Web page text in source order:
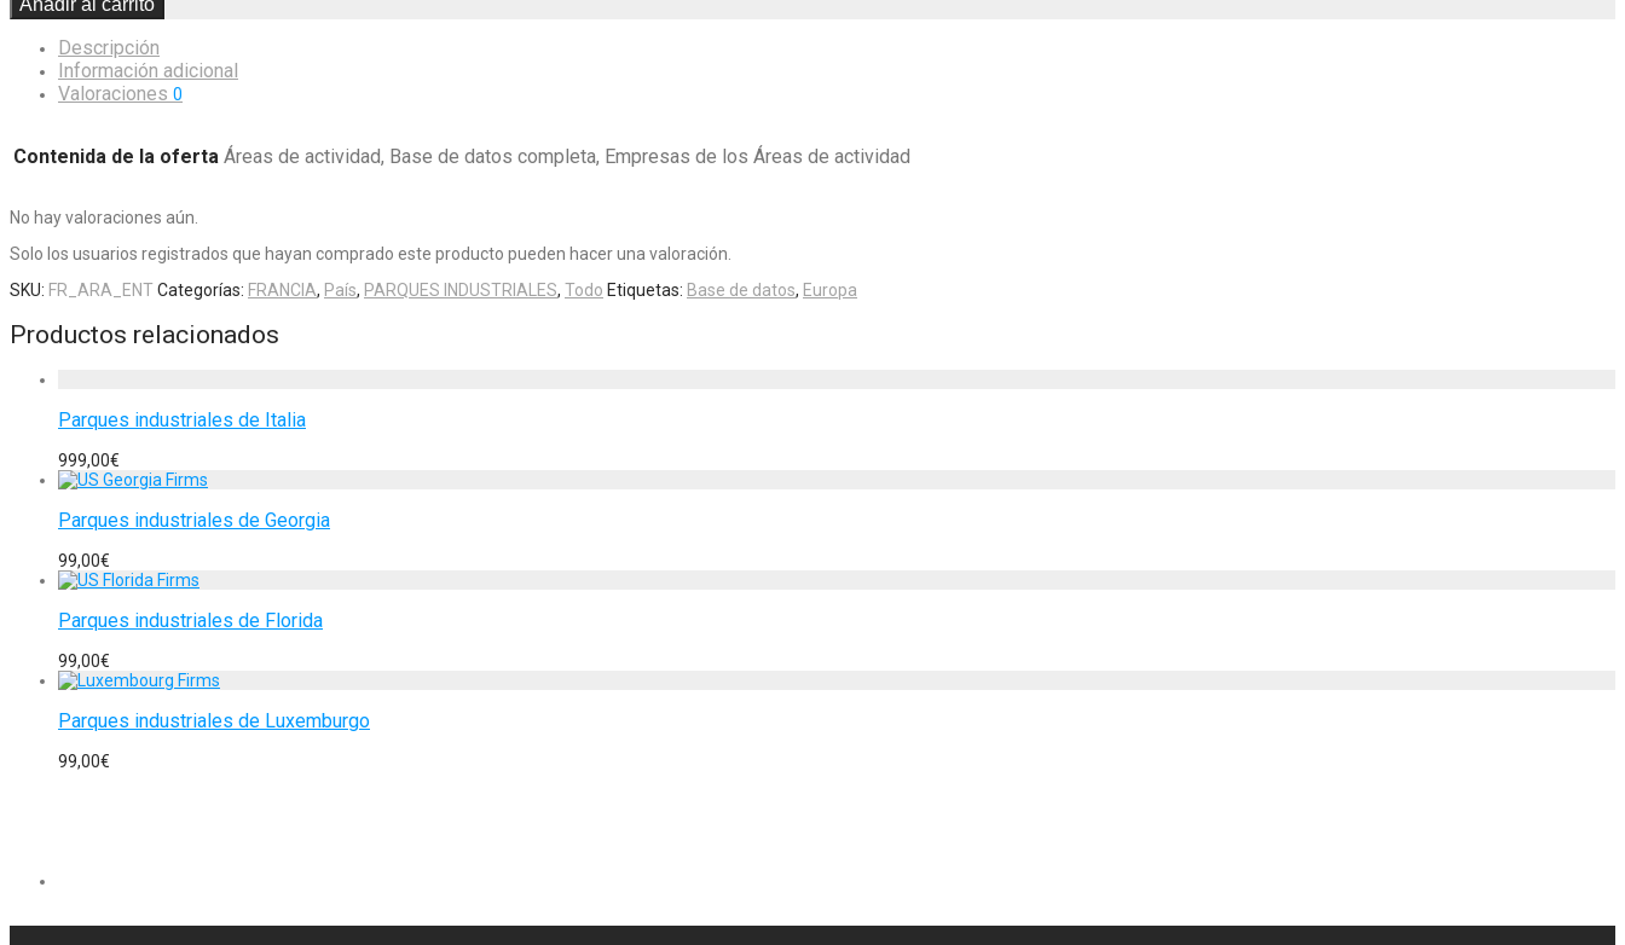
Descripción
Información adicional
Valoraciones 0
Contenida de la oferta Áreas de actividad, Base de datos completa, Empresas de los Áreas de actividad
No hay valoraciones aún.
Solo los usuarios registrados que hayan comprado este producto pueden hacer una valoración.
SKU: FR_ARA_ENT Categorías: FRANCIA, País, PARQUES INDUSTRIALES, Todo Etiquetas: Base de datos, Europa
Productos relacionados
Parques industriales de Italia
999,00€
Parques industriales de Georgia
99,00€
Parques industriales de Florida
99,00€
Parques industriales de Luxemburgo
99,00€